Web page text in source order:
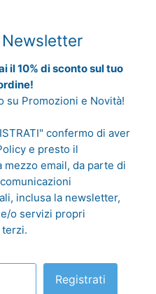
il 10% di sconto sul tuo
su Promozioni e Novità!
confermo di aver
e presto il
mezzo email, da parte di
inclusa la newsletter,
o servizi propri
Registrati